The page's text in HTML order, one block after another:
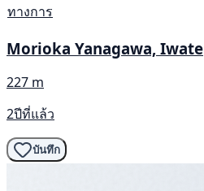
ทางการ
Morioka Yanagawa, Iwate
227 m
2ปีที่แล้ว
บันทึก